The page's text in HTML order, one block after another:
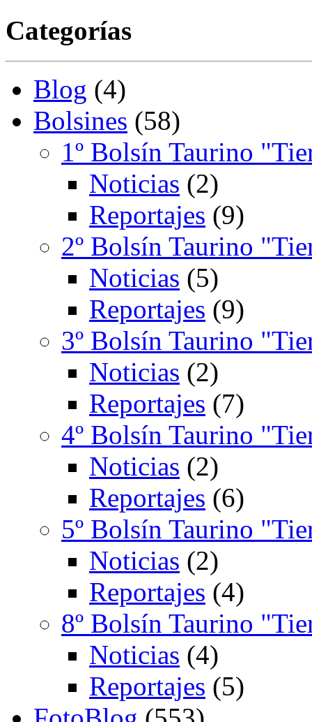
Categorías
Blog (4)
Bolsines (58)
1º Bolsín Taurino
Noticias (2)
Reportajes (9)
2º Bolsín Taurino
Noticias (5)
Reportajes (9)
3º Bolsín Taurino
Noticias (2)
Reportajes (7)
4º Bolsín Taurino
Noticias (2)
Reportajes (6)
5º Bolsín Taurino
Noticias (2)
Reportajes (4)
8º Bolsín Taurino
Noticias (4)
Reportajes (5)